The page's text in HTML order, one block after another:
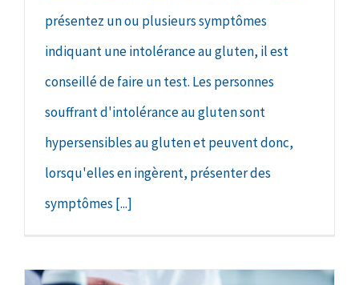
présentez un ou plusieurs symptômes
indiquant une intolérance au gluten, il est
conseillé de faire un test. Les personnes
souffrant d'intolérance au gluten sont
hypersensibles au gluten et peuvent donc,
lorsqu'elles en ingèrent, présenter des
symptômes [...]